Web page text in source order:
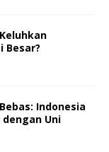
Besar?
Indonesia
dengan Uni